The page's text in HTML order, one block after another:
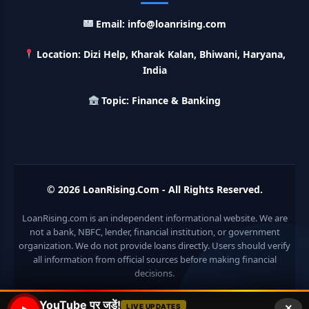
India Post Loan Apply: इस प्रकार डाकघर से ले सकते है 5 लाख तक
LIC Kanyadan Policy Online Apply: LIC की इस स्कीम में जमा
करे 121 रूपए तो मिलेंगे पुरे 27 लाख, अभी ऐसे करे अप्लाई
HKVIB Loan Scheme: अपना बिजनेस शुरू करने के लिए सरकार दे रही है
दिव्यांगजन रोजगार के लिए ले सकते है 5 लाख तक का लोन, सिर्फ 4% देना होता
है ब्याज
Stand Up India Scheme Apply Online: नया व्यवसाय शुरू करने
वालों के लिए वरदान है ये सरकारी योजना, 25% सब्सिडी के साथ मिलता है 1
Email: info@loanrising.com
Location: Dizi Help, Kharak Kalan, Bhiwani, Haryana,
India
Topic: Finance & Banking
© 2026 LoanRising.Com - All Rights Reserved.
LoanRising.com is an independent informational website. We are
not a bank, NBFC, lender, financial institution, or government
organization. We do not provide loans directly. Users should verify
all information from official sources before making financial
decisions.
YouTube पर जुड़ें! LIVE UPDATES